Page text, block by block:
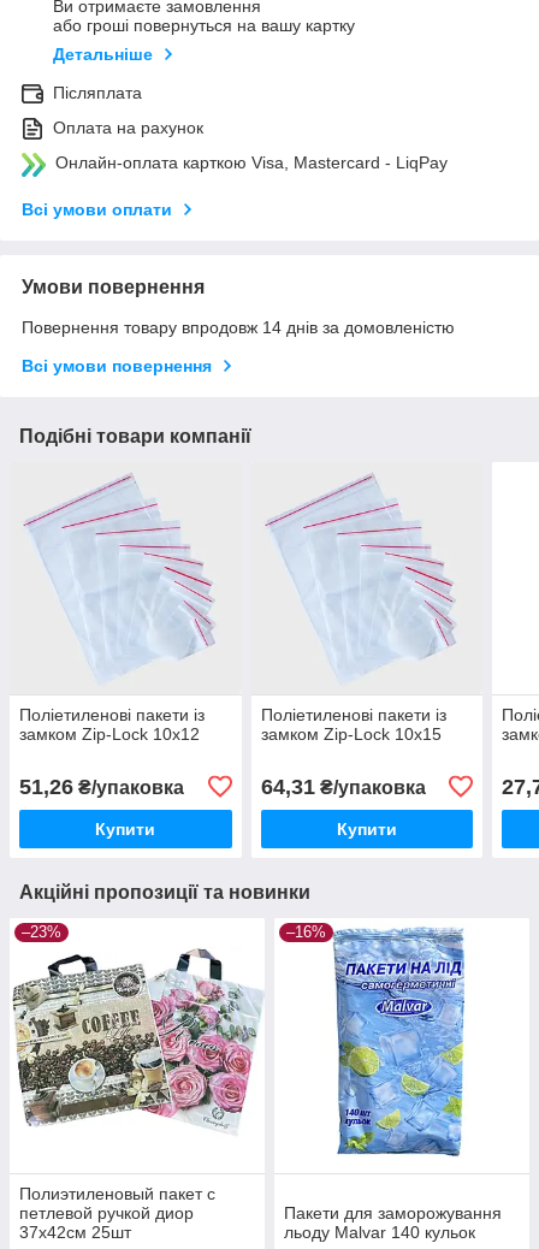
Ви отримаєте замовлення
або гроші повернуться на вашу картку
Детальніше
Післяплата
Оплата на рахунок
Онлайн-оплата карткою Visa, Mastercard - LiqPay
Всі умови оплати
Умови повернення
Повернення товару впродовж 14 днів за домовленістю
Всі умови повернення
Подібні товари компанії
Поліетиленові пакети із
замком Zip-Lock 10х12
51,26 ₴/упаковка
Купити
Поліетиленові пакети із
замком Zip-Lock 10х15
64,31₴/упаковка
Купити
Акційні пропозиції та новинки
–23%
Полиэтиленовый пакет с
петлевой ручкой диор
37х42см 25шт
–16%
Пакети для заморожування
льоду Malvar 140 кульок